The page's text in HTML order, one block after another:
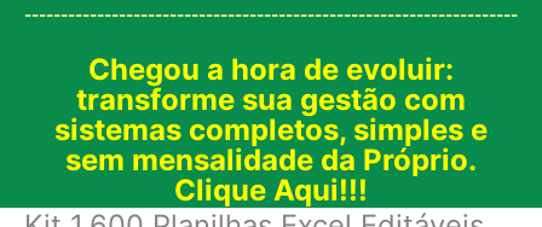
--------------------------------------------------------------------
Chegou a hora de evoluir:
transforme sua gestão com
sistemas completos, simples e
sem mensalidade da Próprio.
Clique Aqui!!!